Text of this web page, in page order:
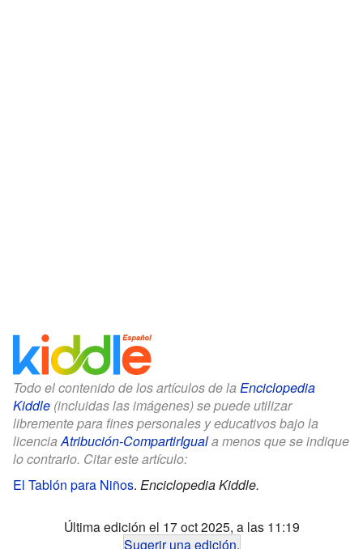
Todo el contenido de los artículos de la Enciclopedia
Kiddle (incluidas las imágenes) se puede utilizar
libremente para fines personales y educativos bajo la
licenciaAtribución-CompartirIguala menos que se indique
lo contrario. Citar este artículo:
El Tablón para Niños. Enciclopedia Kiddle.
Última edición el 17 oct 2025, a las 11:19
Sugerir una edición.